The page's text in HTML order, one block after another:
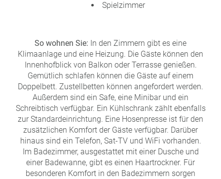
Spielzimmer
So wohnen Sie: In den Zimmern gibt es eine
Klimaanlage und eine Heizung. Die Gäste können den
Innenhofblick von Balkon oder Terrasse genießen.
Gemütlich schlafen können die Gäste auf einem
Doppelbett. Zustellbetten können angefordert werden.
Außerdem sind ein Safe, eine Minibar und ein
Schreibtisch verfügbar. Ein Kühlschrank zählt ebenfalls
zur Standardeinrichtung. Eine Hosenpresse ist für den
zusätzlichen Komfort der Gäste verfügbar. Darüber
hinaus sind ein Telefon, Sat-TV und WiFi vorhanden.
Im Badezimmer, ausgestattet mit einer Dusche und
einer Badewanne, gibt es einen Haartrockner. Für
besonderen Komfort in den Badezimmern sorgen